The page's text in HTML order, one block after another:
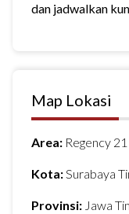
dan jadwalkan
Map Lokasi
Area: Regency 21
Kota:Surabaya
Provinsi: Jawa